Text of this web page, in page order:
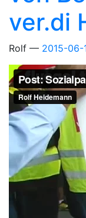
ver.di
Rolf 2015-06-